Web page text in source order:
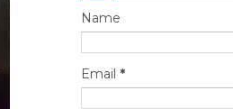
Name
Email *